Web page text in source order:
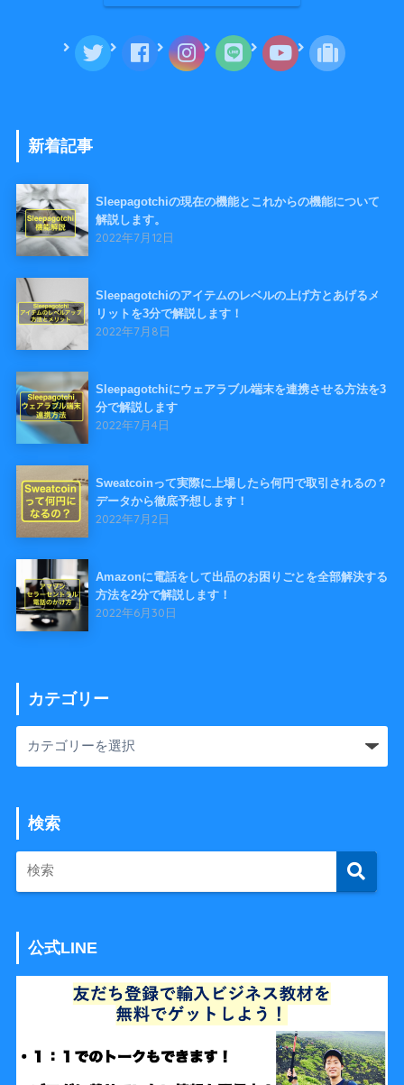
新着記事
Sleepagotchiの現在の機能とこれからの機能について
解説します。
2022年7月12日
Sleepagotchiのアイテムのレベルの上げ方とあげるメ
リットを3分で解説します！
2022年7月8日
Sleepagotchiにウェアラブル端末を連携させる方法を3
分で解説します
2022年7月4日
Sweatcoinって実際に上場したら何円で取引されるの？
データから徹底予想します！
2022年7月2日
Amazonに電話をして出品のお困りごとを全部解決する
方法を2分で解説します！
2022年6月30日
カテゴリー
検索
公式LINE